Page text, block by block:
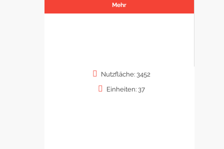
Mehr
Nutzfläche: 3452
Einheiten: 37